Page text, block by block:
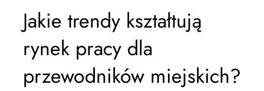
Jakie trendy kształtują
rynek pracy dla
przewodników miejskich?